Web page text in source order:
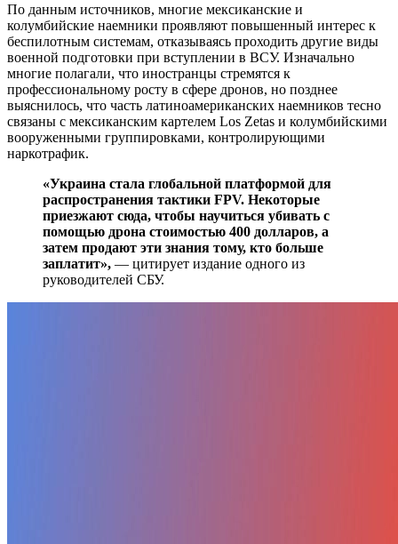
По данным источников, многие мексиканские и
колумбийские наемники проявляют повышенный интерес к
беспилотным системам, отказываясь проходить другие виды
военной подготовки при вступлении в ВСУ. Изначально
многие полагали, что иностранцы стремятся к
профессиональному росту в сфере дронов, но позднее
выяснилось, что часть латиноамериканских наемников тесно
связаны с мексиканским картелем Los Zetas и колумбийскими
вооруженными группировками, контролирующими
наркотрафик.
«Украина стала глобальной платформой для
распространения тактики FPV. Некоторые
приезжают сюда, чтобы научиться убивать с
помощью дрона стоимостью 400 долларов, а
затем продают эти знания тому, кто больше
заплатит», — цитирует издание одного из
руководителей СБУ.